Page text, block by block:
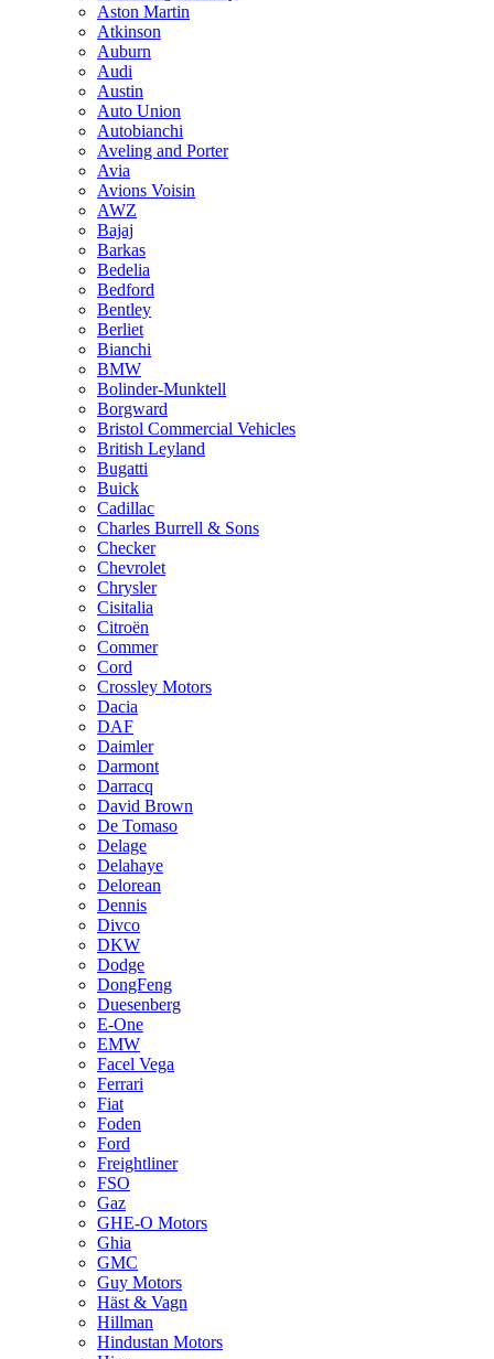
Aston Martin
Atkinson
Auburn
Audi
Austin
Auto Union
Autobianchi
Aveling and Porter
Avia
Avions Voisin
AWZ
Bajaj
Barkas
Bedelia
Bedford
Bentley
Berliet
Bianchi
BMW
Bolinder-Munktell
Borgward
Bristol Commercial Vehicles
British Leyland
Bugatti
Buick
Cadillac
Charles Burrell & Sons
Checker
Chevrolet
Chrysler
Cisitalia
Citroën
Commer
Cord
Crossley Motors
Dacia
DAF
Daimler
Darmont
Darracq
David Brown
De Tomaso
Delage
Delahaye
Delorean
Dennis
Divco
DKW
Dodge
DongFeng
Duesenberg
E-One
EMW
Facel Vega
Ferrari
Fiat
Foden
Ford
Freightliner
FSO
Gaz
GHE-O Motors
Ghia
GMC
Guy Motors
Häst & Vagn
Hillman
Hindustan Motors